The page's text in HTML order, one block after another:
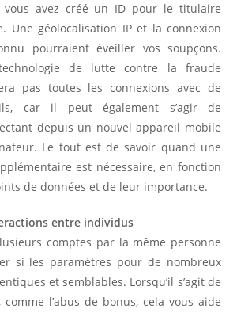
vous avez créé un ID pour le titulaire
Une géolocalisation IP et la connexion
pourraient éveiller vos soupçons.
de lutte contre la fraude
pas toutes les connexions avec de
car il peut également s’agir de
depuis un nouvel appareil mobile
Le tout est de savoir quand une
est nécessaire, en fonction
de données et de leur importance.
entre individus
comptes par la même personne
si les paramètres pour de nombreux
et semblables. Lorsqu’il s’agit de
l’abus de bonus, cela vous aide